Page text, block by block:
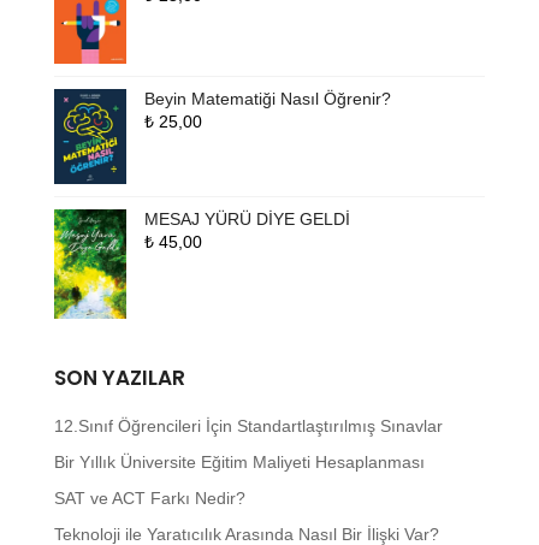
Beyin Matematiği Nasıl Öğrenir?
₺25,00
MESAJ YÜRÜ DİYE GELDİ
₺45,00
SON YAZILAR
12.Sınıf Öğrencileri İçin Standartlaştırılmış Sınavlar
Bir Yıllık Üniversite Eğitim Maliyeti Hesaplanması
SAT ve ACT Farkı Nedir?
Teknoloji ile Yaratıcılık Arasında Nasıl Bir İlişki Var?